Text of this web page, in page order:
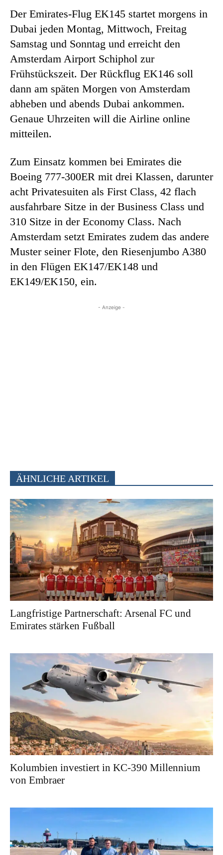
Der Emirates-Flug EK145 startet morgens in
Dubai jeden Montag, Mittwoch, Freitag
Samstag und Sonntag und erreicht den
Amsterdam Airport Schiphol zur
Frühstückszeit. Der Rückflug EK146 soll
dann am späten Morgen von Amsterdam
abheben und abends Dubai ankommen.
Genaue Uhrzeiten will die Airline online
mitteilen.
Zum Einsatz kommen bei Emirates die
Boeing 777-300ER mit drei Klassen, darunter
acht Privatesuiten als First Class, 42 flach
ausfahrbare Sitze in der Business Class und
310 Sitze in der Economy Class. Nach
Amsterdam setzt Emirates zudem das andere
Muster seiner Flote, den Riesenjumbo A380
in den Flügen EK147/EK148 und
EK149/EK150, ein.
- Anzeige -
ÄHNLICHE ARTIKEL
Langfristige Partnerschaft: Arsenal FC und
Emirates stärken Fußball
Kolumbien investiert in KC-390 Millennium
von Embraer